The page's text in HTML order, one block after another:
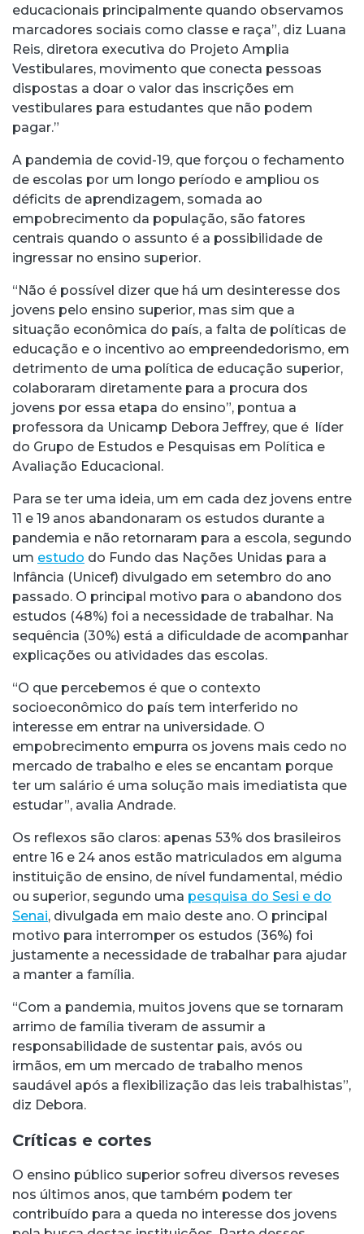
educacionais principalmente quando observamos
marcadores sociais como classe e raça”, diz Luana
Reis, diretora executiva do Projeto Amplia
Vestibulares, movimento que conecta pessoas
dispostas a doar o valor das inscrições em
vestibulares para estudantes que não podem
pagar.”
A pandemia de covid-19, que forçou o fechamento
de escolas por um longo período e ampliou os
déficits de aprendizagem, somada ao
empobrecimento da população, são fatores
centrais quando o assunto é a possibilidade de
ingressar no ensino superior.
“Não é possível dizer que há um desinteresse dos
jovens pelo ensino superior, mas sim que a
situação econômica do país, a falta de políticas de
educação e o incentivo ao empreendedorismo, em
detrimento de uma política de educação superior,
colaboraram diretamente para a procura dos
jovens por essa etapa do ensino”, pontua a
professora da Unicamp Debora Jeffrey, que é líder
do Grupo de Estudos e Pesquisas em Política e
Avaliação Educacional.
Para se ter uma ideia, um em cada dez jovens entre
11 e 19 anos abandonaram os estudos durante a
pandemia e não retornaram para a escola, segundo
um estudo do Fundo das Nações Unidas para a
Infância (Unicef) divulgado em setembro do ano
passado. O principal motivo para o abandono dos
estudos (48%) foi a necessidade de trabalhar. Na
sequência (30%) está a dificuldade de acompanhar
explicações ou atividades das escolas.
“O que percebemos é que o contexto
socioeconômico do país tem interferido no
interesse em entrar na universidade. O
empobrecimento empurra os jovens mais cedo no
mercado de trabalho e eles se encantam porque
ter um salário é uma solução mais imediatista que
estudar”, avalia Andrade.
Os reflexos são claros: apenas 53% dos brasileiros
entre 16 e 24 anos estão matriculados em alguma
instituição de ensino, de nível fundamental, médio
ou superior, segundo uma pesquisa do Sesi e do
Senai, divulgada em maio deste ano. O principal
motivo para interromper os estudos (36%) foi
justamente a necessidade de trabalhar para ajudar
a manter a família.
“Com a pandemia, muitos jovens que se tornaram
arrimo de família tiveram de assumir a
responsabilidade de sustentar pais, avós ou
irmãos, em um mercado de trabalho menos
saudável após a flexibilização das leis trabalhistas”,
diz Debora.
Críticas e cortes
O ensino público superior sofreu diversos reveses
nos últimos anos, que também podem ter
contribuído para a queda no interesse dos jovens